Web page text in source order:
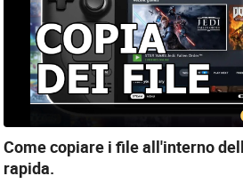
Come copiare i file all'interno
rapida.